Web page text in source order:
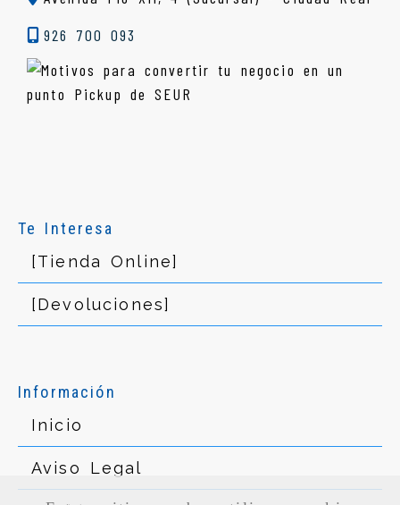
926 700 093
Te Interesa
[Tienda Online]
[Devoluciones]
Información
Inicio
Aviso Legal